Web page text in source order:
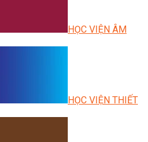
HỌC VIỆN ÂM
HỌC VIỆN THIẾT